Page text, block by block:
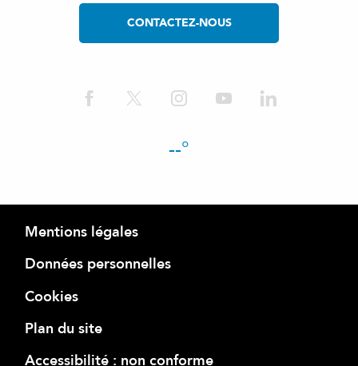
CONTACTEZ-NOUS
--°
Mentions légales
Données personnelles
Cookies
Plan du site
Accessibilité : non conforme